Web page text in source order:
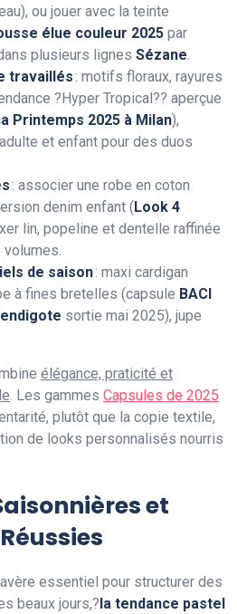
ou jouer avec la teinte
élue couleur 2025 par
plusieurs lignes Sézane.
travaillés: motifs floraux, rayures
?Hyper Tropical?? aperçue
Printemps 2025 à Milan),
et enfant pour des duos
: associer une robe en coton
denim enfant ( Look 4
lin, popeline et dentelle raffinée
de saison: maxi cardigan
à fines bretelles (capsule BACI
sortie mai 2025), jupe
élégance, praticité et
. Les gammes Capsules de 2025
plutôt que la copie textile,
de looks personnalisés nourris
et
essentiel pour structurer des
beaux jours,? la tendance pastel